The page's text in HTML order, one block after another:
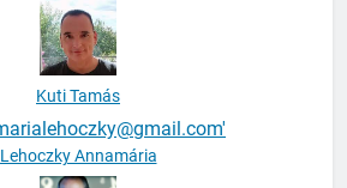
Kuti Tamás
Lehoczky Annamária